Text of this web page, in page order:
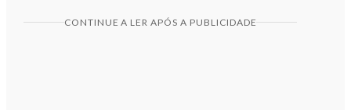
CONTINUE A LER APÓS A PUBLICIDADE